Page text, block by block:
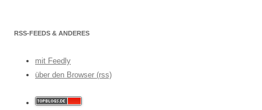
RSS-FEEDS & ANDERES
mit Feedly
über den Browser (rss)